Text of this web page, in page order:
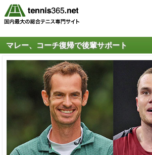
マレー、コーチ復帰で後輩サポート